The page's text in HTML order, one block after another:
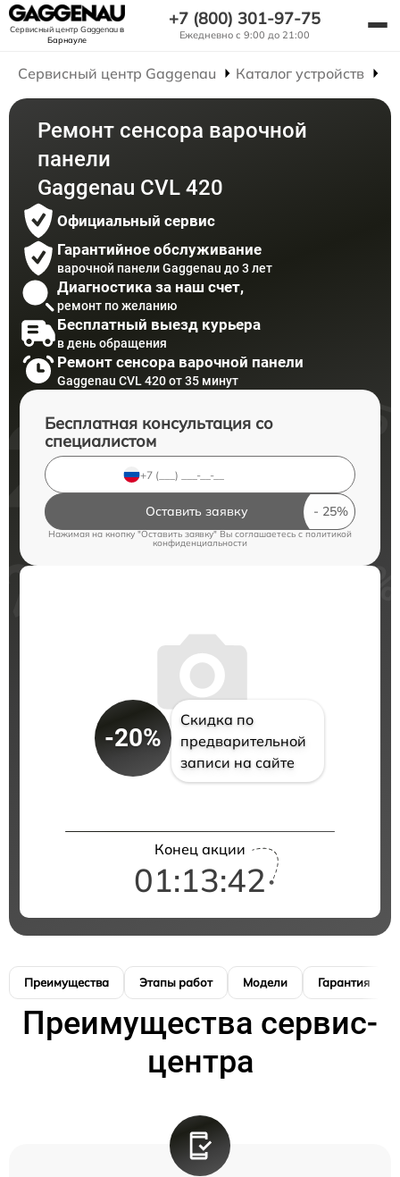
Сервисный центр Gaggenauв
Барнауле
+7 (800) 301-97-75
Ежедневно с 9:00 до 21:00
Сервисный центр Gaggenau Каталог устройств
Ремонт сенсора варочной
панели
Gaggenau CVL 420
Официальный сервис
Гарантийное обслуживание
варочной панели Gaggenau до 3 лет
Диагностика за наш счет,
ремонт по желанию
Бесплатный выезд курьера
в день обращения
Ремонт сенсора варочной панели
Gaggenau CVL 420 от 35 минут
Бесплатная консультация со
специалистом
Оставить заявку
Нажимая на кнопку "Оставить заявку" Вы соглашаетесь c политикой
конфиденциальности
-20%
Скидка по
предварительной
записи на сайте
Конец акции
01:13:41
Преимущества Этапы работ Модели Гарантия
Преимущества сервис-
центра